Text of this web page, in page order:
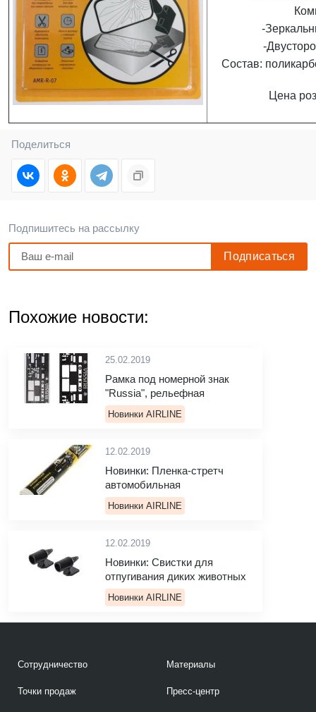
-
-
Состав:
Цена
Поделиться
Подпишитесь на рассылку
Похожие новости:
25.02.2019
Рамка под номерной знак
"Russia", рельефная
Новинки AIRLINE
12.02.2019
Новинки: Пленка-стретч
автомобильная
Новинки AIRLINE
12.02.2019
Новинки: Свистки для
отпугивания диких животных
Новинки AIRLINE
Сотрудничество
Точки продаж
Материалы
Пресс-центр